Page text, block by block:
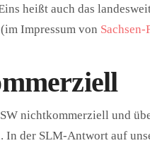
heißt auch das
Impressum von Sachsen-
nichtkommerziell und
der SLM-Antwort auf